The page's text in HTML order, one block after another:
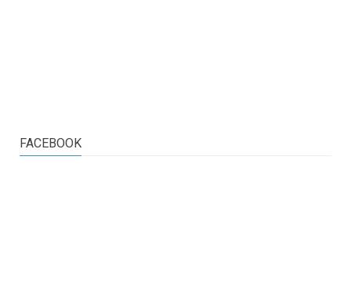
FACEBOOK